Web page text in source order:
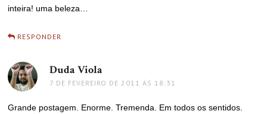
inteira! uma beleza…
RESPONDER
Duda Viola
7 DE FEVEREIRO DE 2011 ÀS 18:31
Grande postagem. Enorme. Tremenda. Em todos os sentidos.